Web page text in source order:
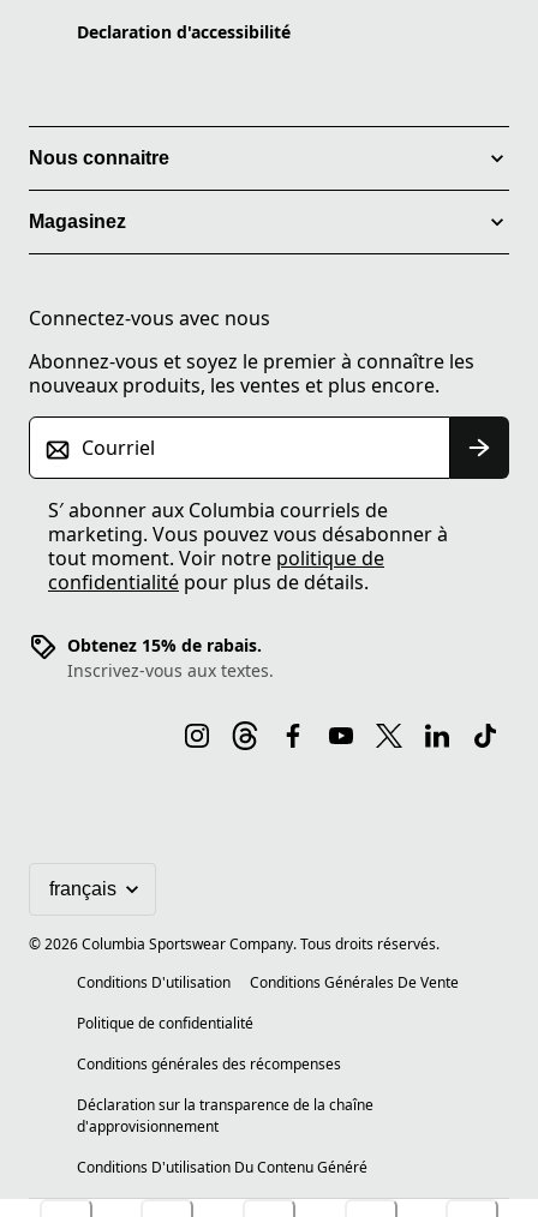
Declaration d'accessibilité
Nous connaitre
Magasinez
Connectez-vous avec nous
Abonnez-vous et soyez le premier à connaître les
nouveaux produits, les ventes et plus encore.
Courriel
S′ abonner aux Columbia courriels de
marketing. Vous pouvez vous désabonner à
tout moment. Voir notre politique de
confidentialité pour plus de détails.
Obtenez 15% de rabais.
Inscrivez-vous aux textes.
©2026Columbia Sportswear Company. Tous droits réservés.
Conditions D'utilisation
Conditions Générales De Vente
Politique de confidentialité
Conditions générales des récompenses
Déclaration sur la transparence de la chaîne
d'approvisionnement
Conditions D'utilisation Du Contenu Généré